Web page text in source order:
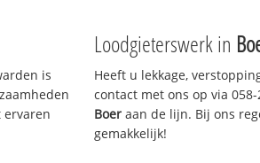
is
Loodgieterswerk in
Heeft u lekkage,
contact met ons op via
Boer aan de lijn. Bij ons
gemakkelijk!